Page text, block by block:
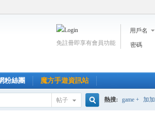
用戶名
密碼
免註冊即享有會員功能
粉絲團 魔方手遊資訊站
帖子 熱搜: game + 加加